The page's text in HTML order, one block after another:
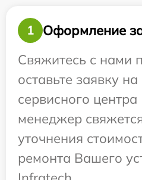
1
Оформление
Свяжитесь с нами
оставьте заявку на
сервисного
менеджер
уточнения
ремонта Вашего